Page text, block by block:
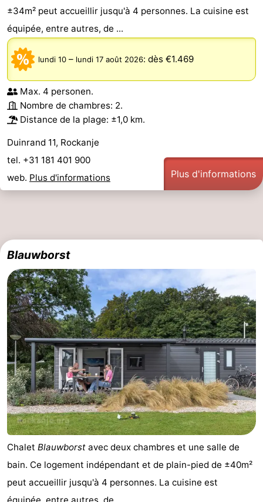
±34m² peut accueillir jusqu'à 4 personnes. La cuisine est
équipée, entre autres, de ...
lundi 10 – lundi 17 août 2026: dès €1.469
Max. 4 personen.
Nombre de chambres: 2.
Distance de la plage: ±1,0 km.
Duinrand 11, Rockanje
tel. +31 181 401 900
web. Plus d'informations Plus d'informations
Blauwborst
Chalet Blauwborst avec deux chambres et une salle de
bain. Ce logement indépendant et de plain-pied de ±40m²
peut accueillir jusqu'à 4 personnes. La cuisine est